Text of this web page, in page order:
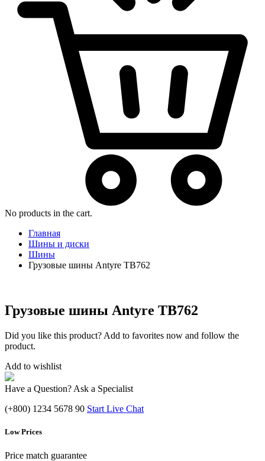
No products in the cart.
Главная
Шины и диски
Шины
Грузовые шины Antyre TB762
Грузовые шины Antyre TB762
Did you like this product? Add to favorites now and follow the
product.
Add to wishlist
Have a Question? Ask a Specialist
(+800) 1234 5678 90 Start Live Chat
Low Prices
Price match guarantee